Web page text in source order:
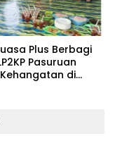
Plus Berbagi
Pasuruan
di